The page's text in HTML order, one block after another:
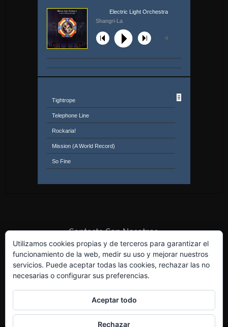
Shangri-La
Electric Light Orchestra
Tightrope
Telephone Line
Rockaria!
Mission (A World Record)
So Fine
Contacta Con Nosotros
Utilizamos cookies propias y de terceros para garantizar el
funcionamiento de la web, medir su uso y mejorar nuestros
servicios. Puede aceptar todas las cookies, rechazar las no
necesarias o configurar sus preferencias.
Aceptar todo
Rechazar